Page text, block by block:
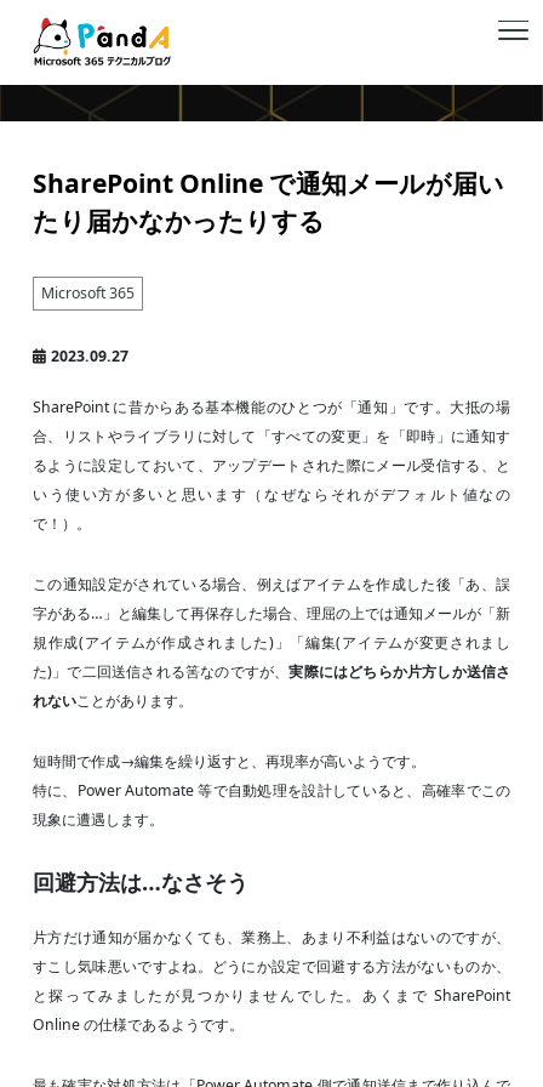
Microsoft 365
SharePoint Online で通知メールが届い
たり届かなかったりする
Microsoft 365
2023.09.27
SharePoint に昔からある基本機能のひとつが「通知」です。大抵の場
合、リストやライブラリに対して「すべての変更」を「即時」に通知す
るように設定しておいて、アップデートされた際にメール受信する、と
いう使い方が多いと思います（なぜならそれがデフォルト値なの
で！）。
この通知設定がされている場合、例えばアイテムを作成した後「あ、誤
字がある…」と編集して再保存した場合、理屈の上では通知メールが「新
規作成(アイテムが作成されました)」「編集(アイテムが変更されまし
た)」で二回送信される筈なのですが、実際にはどちらか片方しか送信さ
れないことがあります。
短時間で作成→編集を繰り返すと、再現率が高いようです。
特に、Power Automate 等で自動処理を設計していると、高確率でこの
現象に遭遇します。
回避方法は…なさそう
片方だけ通知が届かなくても、業務上、あまり不利益はないのですが、
すこし気味悪いですよね。どうにか設定で回避する方法がないものか、
と探ってみましたが見つかりませんでした。あくまで SharePoint
Online の仕様であるようです。